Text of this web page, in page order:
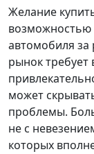
Желание
возможностью
автомобиля
рынок требует
может
проблемы.
не с
которых